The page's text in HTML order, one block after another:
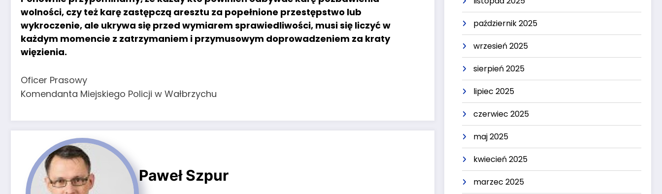
wolności, czy też karę zastępczą aresztu za popełnione przestępstwo lub
wykroczenie, ale ukrywa się przed wymiarem sprawiedliwości, musi się liczyć w
każdym momencie z zatrzymaniem i przymusowym doprowadzeniem za kraty
więzienia.
Oficer Prasowy
Komendanta Miejskiego Policji w Wałbrzychu
Paweł Szpur
październik 2025
wrzesień 2025
sierpień 2025
lipiec 2025
czerwiec 2025
maj 2025
kwiecień 2025
marzec 2025